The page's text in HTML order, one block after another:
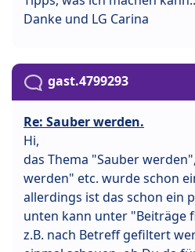
Danke und LG Carina
gast.4799293
Re: Sauber werden.
Hi,
das Thema "Sauber
werden" etc. wurde schon
allerdings ist das schon ein
unten kann unter "Beiträge
z.B. nach Betreff gefiltert